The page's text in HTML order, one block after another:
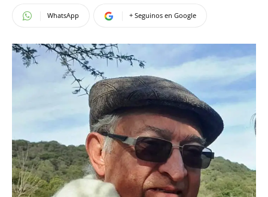
WhatsApp + Seguinos en Google